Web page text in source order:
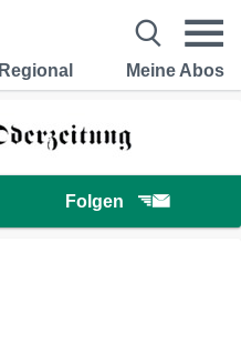
Regional Meine Abos
Folgen